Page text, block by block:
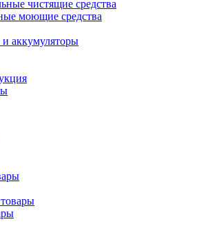
чистящие средства
моющие средства
и аккумуляторы